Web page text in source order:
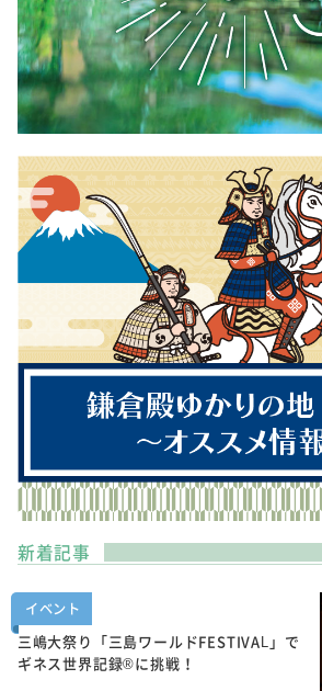
新着記事
イベント
三嶋大祭り「三島ワールドFESTIVAL」で
ギネス世界記録®に挑戦！